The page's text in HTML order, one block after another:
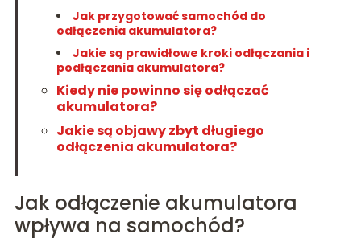
Jak przygotować samochód do
odłączenia akumulatora?
Jakie są prawidłowe kroki odłączania i
podłączania akumulatora?
Kiedy nie powinno się odłączać
akumulatora?
Jakie są objawy zbyt długiego
odłączenia akumulatora?
Jak odłączenie akumulatora
wpływa na samochód?